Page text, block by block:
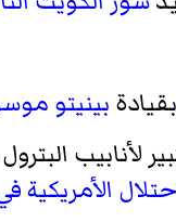
بقيادة بينيتو
لأنابيب
الأمريكية